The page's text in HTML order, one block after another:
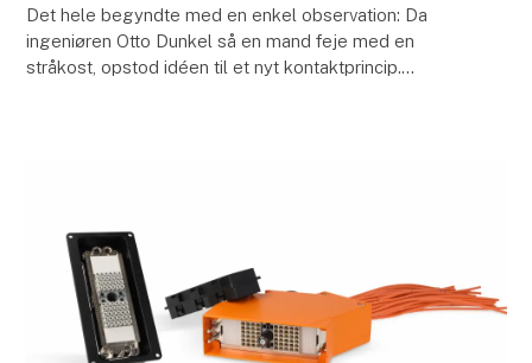
Det hele begyndte med en enkel observation: Da
ingeniøren Otto Dunkel så en mand feje med en
stråkost, opstod idéen til et nyt kontaktprincip.